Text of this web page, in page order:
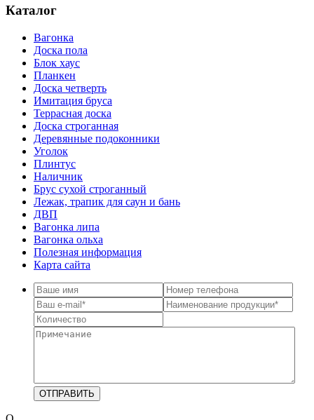
Каталог
Вагонка
Доска пола
Блок хаус
Планкен
Доска четверть
Имитация бруса
Террасная доска
Доска строганная
Деревянные подоконники
Уголок
Плинтус
Наличник
Брус сухой строганный
Лежак, трапик для саун и бань
ДВП
Вагонка липа
Вагонка ольха
Полезная информация
Карта сайта